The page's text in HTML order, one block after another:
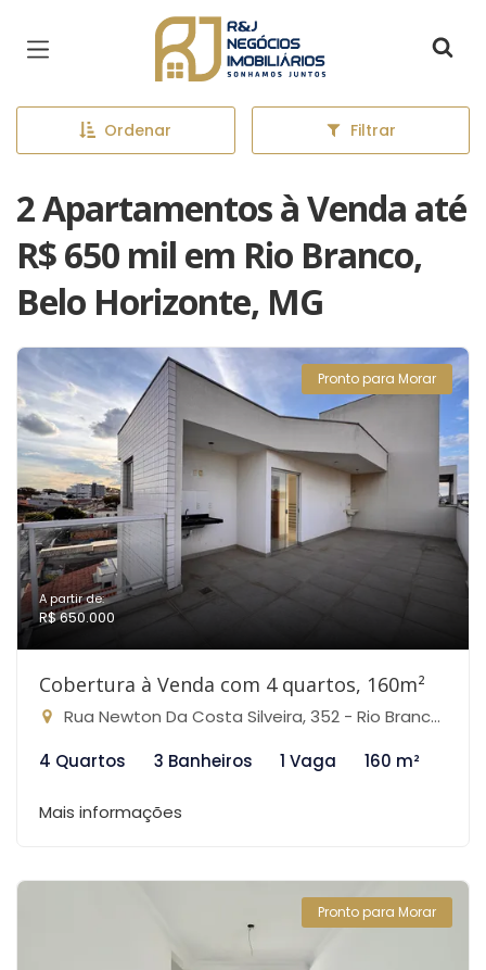
Página inicial
Ordenar Filtrar
2 Apartamentos à Venda até
R$ 650 mil em Rio Branco,
Belo Horizonte, MG
Pronto para Morar
A partir de:
R$ 650.000
Cobertura à Venda com 4 quartos, 160m²
Rua Newton Da Costa Silveira, 352 - Rio Branco, Belo Horizonte-MG
4 Quartos
3 Banheiros 1 Vaga 160 m²
Mais informações
Pronto para Morar